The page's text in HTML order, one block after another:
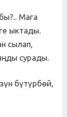
Мага
ыктады.
сылап,
сурады.
бүтүрбөй,